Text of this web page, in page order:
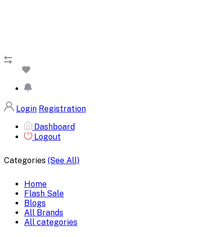
Login Registration
Dashboard
Logout
Categories (See All)
Home
Flash Sale
Blogs
All Brands
All categories